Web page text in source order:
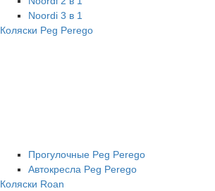
Noordi 3 в 1
Коляски Peg Perego
Прогулочные Peg Perego
Автокресла Peg Perego
Коляски Roan